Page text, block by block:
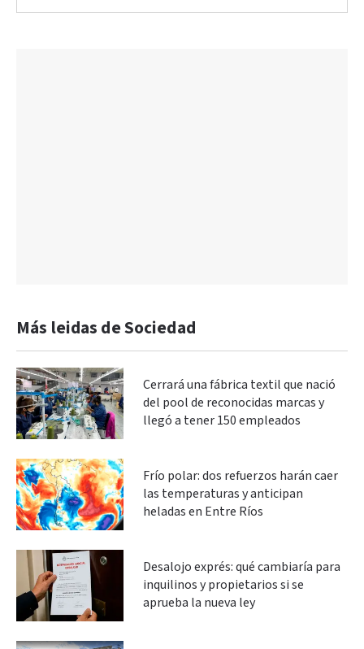
Más leidas de Sociedad
Cerrará una fábrica textil que nació
del pool de reconocidas marcas y
llegó a tener 150 empleados
Frío polar: dos refuerzos harán caer
las temperaturas y anticipan
heladas en Entre Ríos
Desalojo exprés: qué cambiaría para
inquilinos y propietarios si se
aprueba la nueva ley